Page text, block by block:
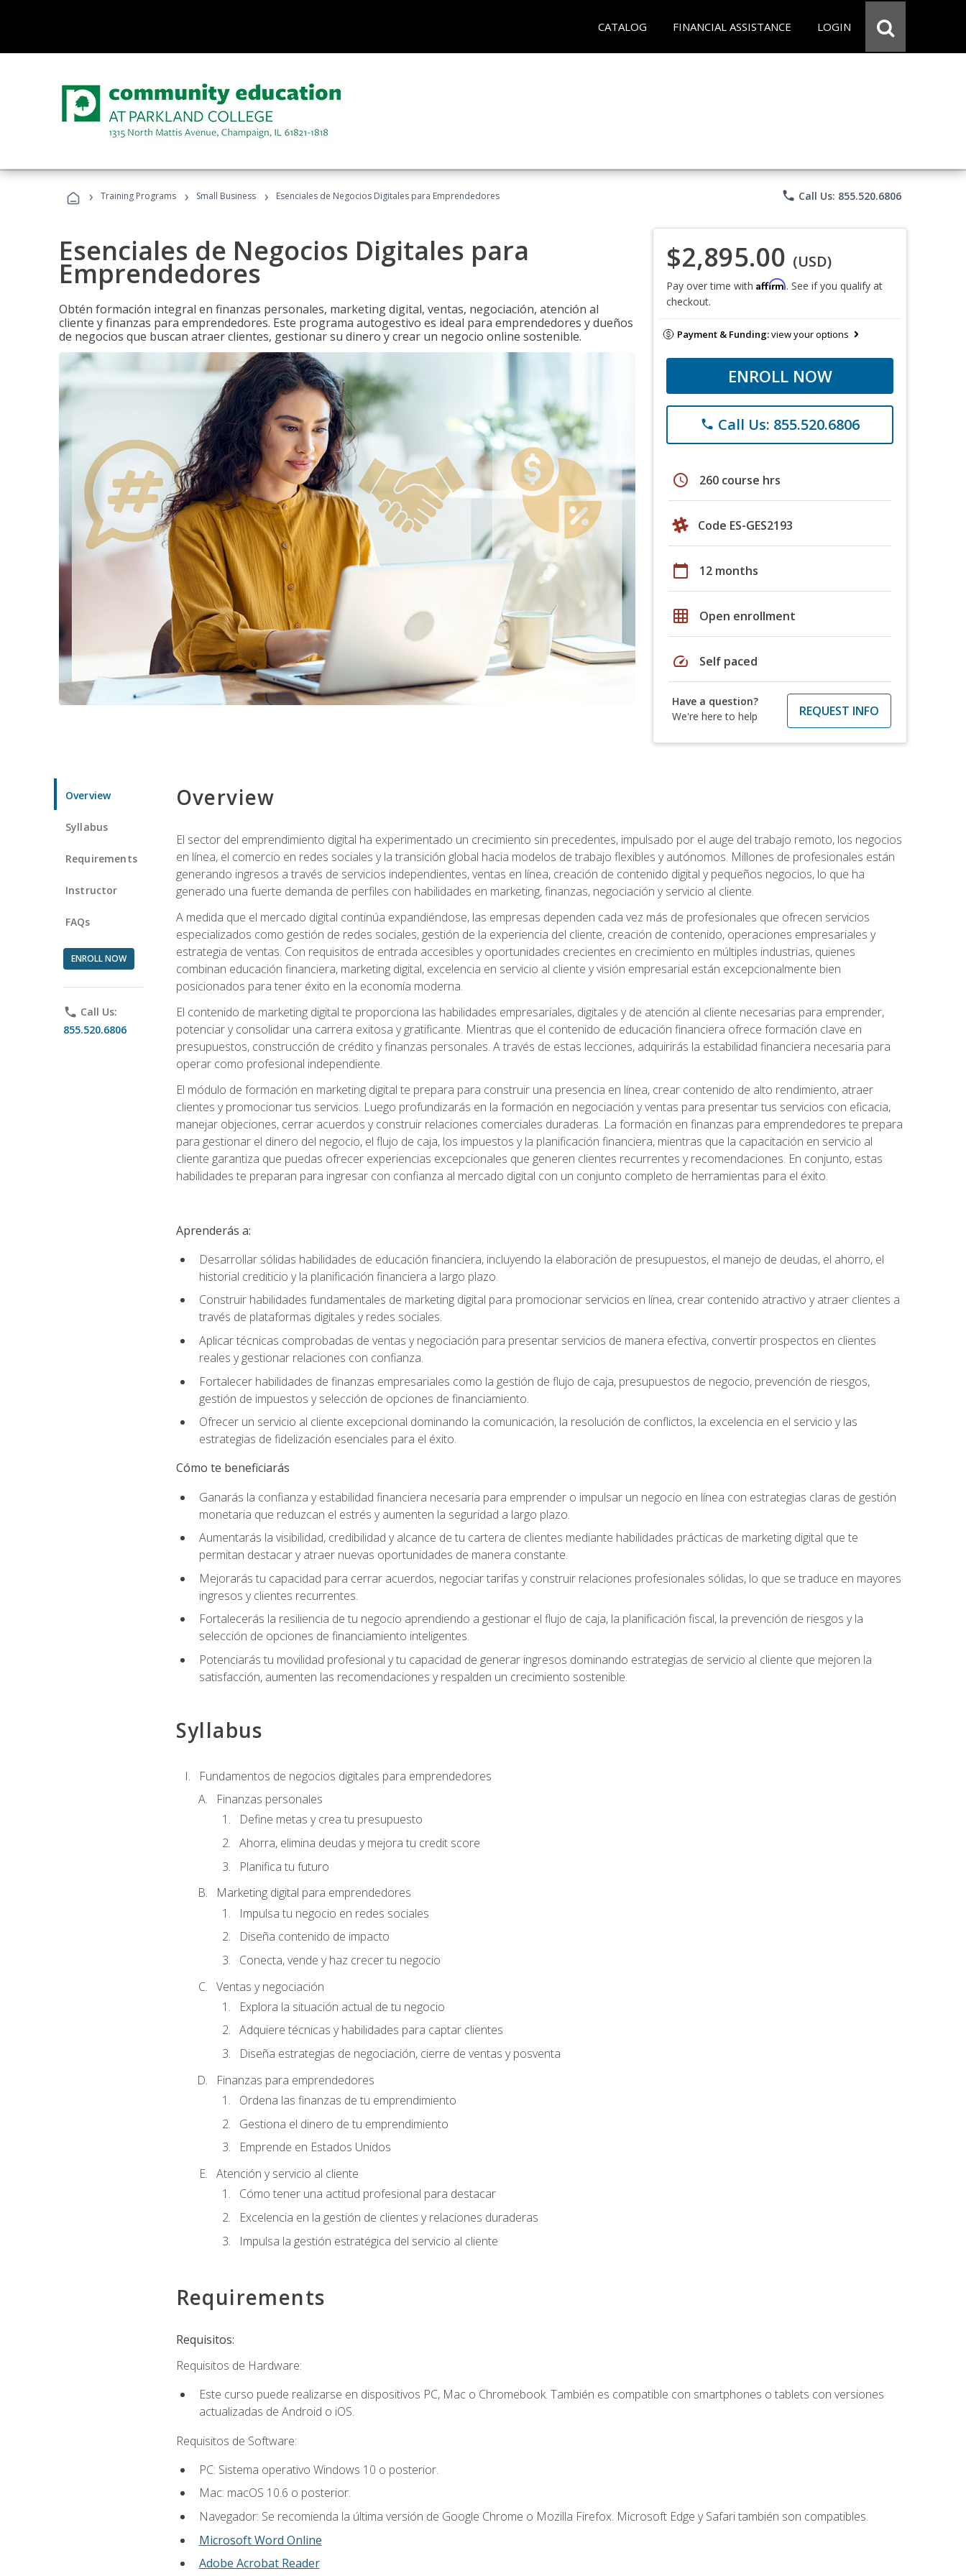
CATALOG FINANCIAL ASSISTANCE LOGIN
› Training Programs › Small Business › Esenciales de Negocios Digitales para Emprendedores phone Call Us: 855.520.6806
Esenciales de Negocios Digitales para
Emprendedores
Obtén formación integral en finanzas personales, marketing digital, ventas, negociación, atención al
cliente y finanzas para emprendedores. Este programa autogestivo es ideal para emprendedores y dueños
de negocios que buscan atraer clientes, gestionar su dinero y crear un negocio online sostenible.
$2,895.00 (USD)
Pay over time with Affirm. See if you qualify at
checkout.
Payment & Funding:view your options
ENROLL NOW
phone Call Us: 855.520.6806
schedule 260 course hrs
Code ES-GES2193
calendar_today 12 months
grid_on Open enrollment
speed Self paced
Have a question?
We're here to help
REQUEST INFO
Overview
Syllabus
Requirements
Instructor
FAQs
ENROLL NOW
phone Call Us:
855.520.6806
Overview
El sector del emprendimiento digital ha experimentado un crecimiento sin precedentes, impulsado por el auge del trabajo remoto, los negocios
en línea, el comercio en redes sociales y la transición global hacia modelos de trabajo flexibles y autónomos. Millones de profesionales están
generando ingresos a través de servicios independientes, ventas en línea, creación de contenido digital y pequeños negocios, lo que ha
generado una fuerte demanda de perfiles con habilidades en marketing, finanzas, negociación y servicio al cliente.
A medida que el mercado digital continúa expandiéndose, las empresas dependen cada vez más de profesionales que ofrecen servicios
especializados como gestión de redes sociales, gestión de la experiencia del cliente, creación de contenido, operaciones empresariales y
estrategia de ventas. Con requisitos de entrada accesibles y oportunidades crecientes en crecimiento en múltiples industrias, quienes
combinan educación financiera, marketing digital, excelencia en servicio al cliente y visión empresarial están excepcionalmente bien
posicionados para tener éxito en la economía moderna.
El contenido de marketing digital te proporciona las habilidades empresariales, digitales y de atención al cliente necesarias para emprender,
potenciar y consolidar una carrera exitosa y gratificante. Mientras que el contenido de educación financiera ofrece formación clave en
presupuestos, construcción de crédito y finanzas personales. A través de estas lecciones, adquirirás la estabilidad financiera necesaria para
operar como profesional independiente.
El módulo de formación en marketing digital te prepara para construir una presencia en línea, crear contenido de alto rendimiento, atraer
clientes y promocionar tus servicios. Luego profundizarás en la formación en negociación y ventas para presentar tus servicios con eficacia,
manejar objeciones, cerrar acuerdos y construir relaciones comerciales duraderas. La formación en finanzas para emprendedores te prepara
para gestionar el dinero del negocio, el flujo de caja, los impuestos y la planificación financiera, mientras que la capacitación en servicio al
cliente garantiza que puedas ofrecer experiencias excepcionales que generen clientes recurrentes y recomendaciones. En conjunto, estas
habilidades te preparan para ingresar con confianza al mercado digital con un conjunto completo de herramientas para el éxito.
Aprenderás a:
Desarrollar sólidas habilidades de educación financiera, incluyendo la elaboración de presupuestos, el manejo de deudas, el ahorro, el
historial crediticio y la planificación financiera a largo plazo.
Construir habilidades fundamentales de marketing digital para promocionar servicios en línea, crear contenido atractivo y atraer clientes a
través de plataformas digitales y redes sociales.
Aplicar técnicas comprobadas de ventas y negociación para presentar servicios de manera efectiva, convertir prospectos en clientes
reales y gestionar relaciones con confianza.
Fortalecer habilidades de finanzas empresariales como la gestión de flujo de caja, presupuestos de negocio, prevención de riesgos,
gestión de impuestos y selección de opciones de financiamiento.
Ofrecer un servicio al cliente excepcional dominando la comunicación, la resolución de conflictos, la excelencia en el servicio y las
estrategias de fidelización esenciales para el éxito.
Cómo te beneficiarás
Ganarás la confianza y estabilidad financiera necesaria para emprender o impulsar un negocio en línea con estrategias claras de gestión
monetaria que reduzcan el estrés y aumenten la seguridad a largo plazo.
Aumentarás la visibilidad, credibilidad y alcance de tu cartera de clientes mediante habilidades prácticas de marketing digital que te
permitan destacar y atraer nuevas oportunidades de manera constante.
Mejorarás tu capacidad para cerrar acuerdos, negociar tarifas y construir relaciones profesionales sólidas, lo que se traduce en mayores
ingresos y clientes recurrentes.
Fortalecerás la resiliencia de tu negocio aprendiendo a gestionar el flujo de caja, la planificación fiscal, la prevención de riesgos y la
selección de opciones de financiamiento inteligentes.
Potenciarás tu movilidad profesional y tu capacidad de generar ingresos dominando estrategias de servicio al cliente que mejoren la
satisfacción, aumenten las recomendaciones y respalden un crecimiento sostenible.
Syllabus
Fundamentos de negocios digitales para emprendedores
Finanzas personales
Define metas y crea tu presupuesto
Ahorra, elimina deudas y mejora tu credit score
Planifica tu futuro
Marketing digital para emprendedores
Impulsa tu negocio en redes sociales
Diseña contenido de impacto
Conecta, vende y haz crecer tu negocio
Ventas y negociación
Explora la situación actual de tu negocio
Adquiere técnicas y habilidades para captar clientes
Diseña estrategias de negociación, cierre de ventas y posventa
Finanzas para emprendedores
Ordena las finanzas de tu emprendimiento
Gestiona el dinero de tu emprendimiento
Emprende en Estados Unidos
Atención y servicio al cliente
Cómo tener una actitud profesional para destacar
Excelencia en la gestión de clientes y relaciones duraderas
Impulsa la gestión estratégica del servicio al cliente
Requirements
Requisitos:
Requisitos de Hardware:
Este curso puede realizarse en dispositivos PC, Mac o Chromebook. También es compatible con smartphones o tablets con versiones
actualizadas de Android o iOS.
Requisitos de Software:
PC: Sistema operativo Windows 10 o posterior.
Mac: macOS 10.6 o posterior.
Navegador: Se recomienda la última versión de Google Chrome o Mozilla Firefox. Microsoft Edge y Safari también son compatibles.
Microsoft Word Online
Adobe Acrobat Reader